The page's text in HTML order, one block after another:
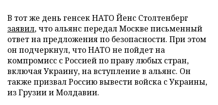
В тот же день генсек НАТО Йенс Столтенберг
заявил, что альянс передал Москве письменный
ответ на предложения по безопасности. При этом
он подчеркнул, что НАТО не пойдет на
компромисс с Россией по праву любых стран,
включая Украину, на вступление в альянс. Он
также призвал Россию вывести войска с Украины,
из Грузии и Молдавии.